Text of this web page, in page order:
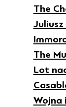
The
The
Lot
Wojna